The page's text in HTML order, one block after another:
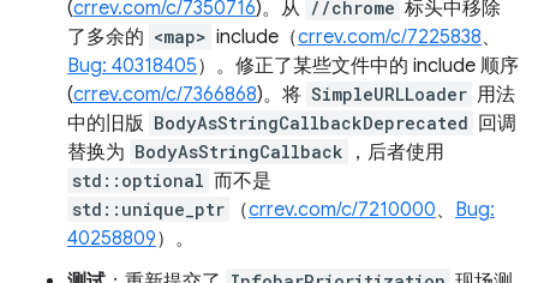
(crrev.com/c/7350716)。从 //chrome 标头中移除
了多余的 <map> include（crrev.com/c/7225838、
Bug: 40318405）。修正了某些文件中的 include 顺序
(crrev.com/c/7366868)。将 SimpleURLLoader 用法
中的旧版 BodyAsStringCallbackDeprecated 回调
替换为 BodyAsStringCallback ，后者使用
std::optional 而不是
std::unique_ptr （crrev.com/c/7210000、 Bug:
40258809）。